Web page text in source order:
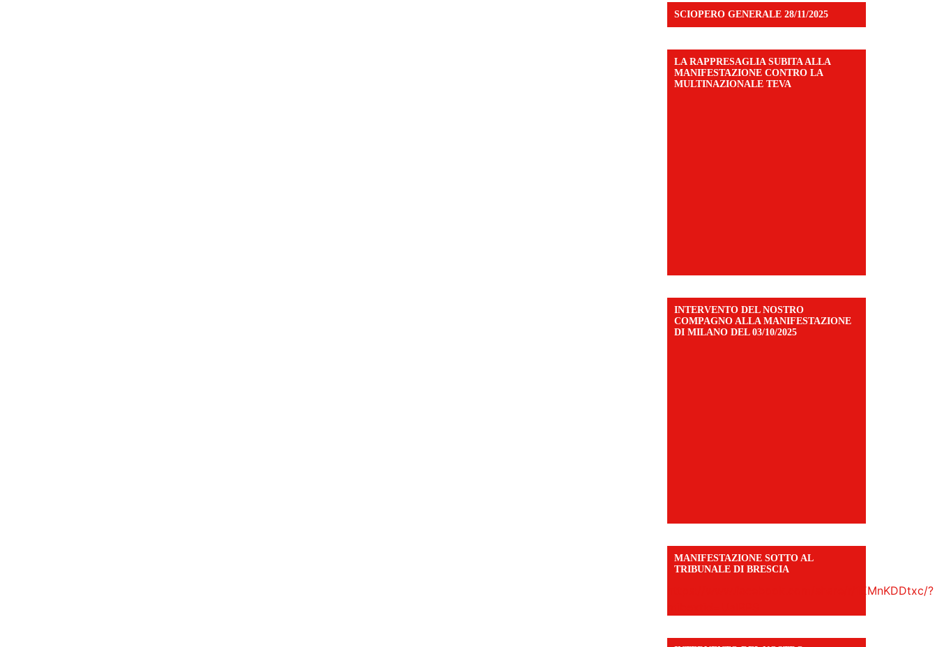
SCIOPERO GENERALE 28/11/2025
LA RAPPRESAGLIA SUBITA ALLA
MANIFESTAZIONE CONTRO LA
MULTINAZIONALE TEVA
INTERVENTO DEL NOSTRO
COMPAGNO ALLA MANIFESTAZIONE
DI MILANO DEL 03/10/2025
MANIFESTAZIONE SOTTO AL
TRIBUNALE DI BRESCIA
https://www.facebook.com/share/r/1EMnKDDtxc/?